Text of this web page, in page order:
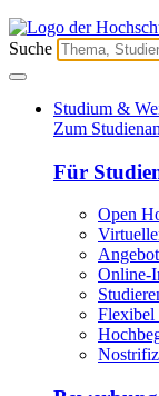
Suche
Studium &
Zum
Für
Open
Online-
Flexibel